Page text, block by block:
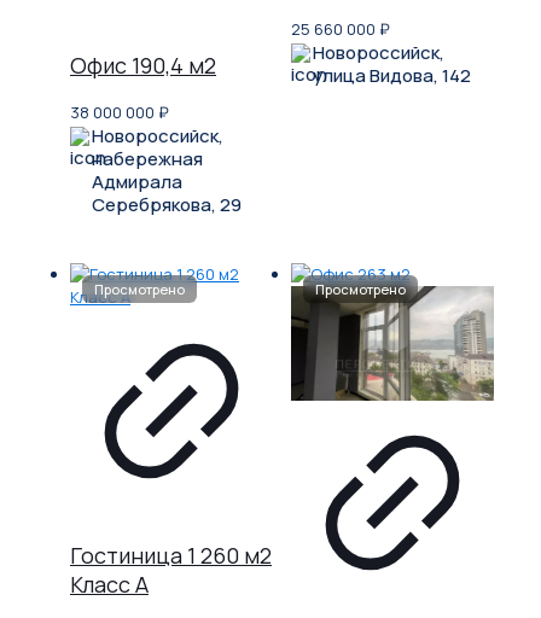
Офис 190,4 м2
38 000 000 ₽
Новороссийск,
набережная
Адмирала
Серебрякова, 29
25 660 000 ₽
Новороссийск,
улица Видова, 142
Гостиница 1 260 м2
Класс A